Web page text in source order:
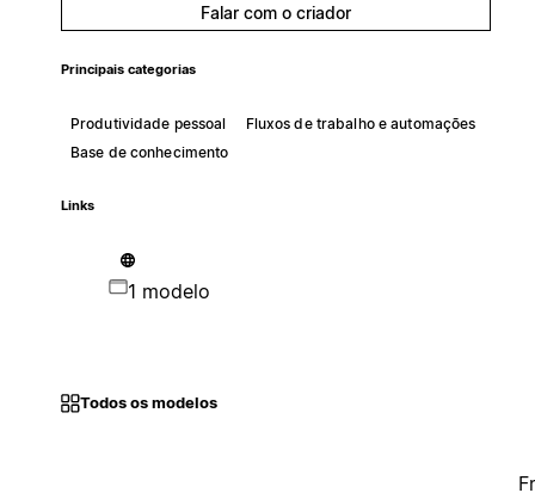
Falar com o criador
Principais categorias
Produtividade pessoal
Fluxos de trabalho e automações
Base de conhecimento
Links
1 modelo
Todos os modelos